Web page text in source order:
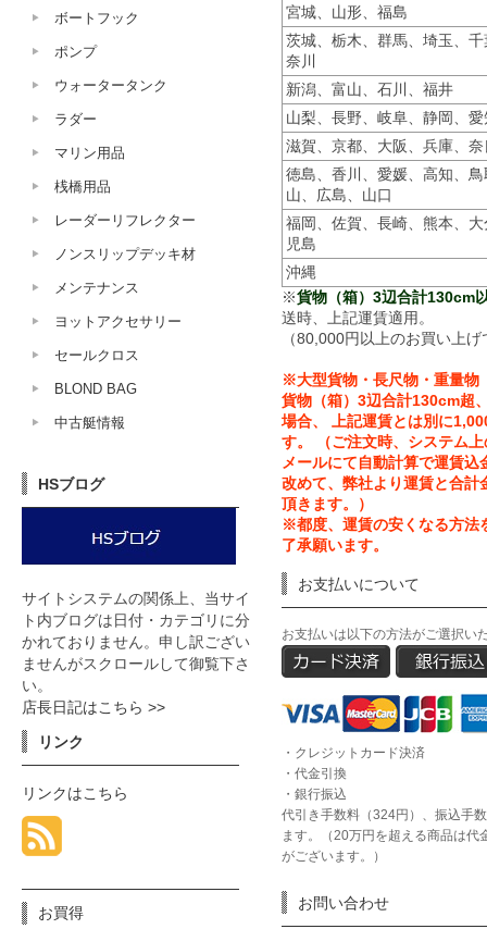
宮城、山形、福島
茨城、栃木、群馬、埼玉、
奈川
新潟、富山、石川、福井
山梨、長野、岐阜、静岡、
滋賀、京都、大阪、兵庫、
徳島、香川、愛媛、高知、
山、広島、山口
福岡、佐賀、長崎、熊本、
児島
沖縄
※貨物（箱）3辺合計130cm
送時、上記運賃適用。
（80,000円以上のお買い上げ
※大型貨物・長尺物・重量物
貨物（箱）3辺合計130cm超
場合、 上記運賃とは別に
す。 （ご注文時、システム
メールにて自動計算で運賃込
改めて、弊社より運賃と合計
頂きます。）
※都度、運賃の安くなる方法
了承願います。
お支払いについて
お支払いは以下の方法がご選択い
・クレジットカード決済
・代金引換
・銀行振込
代引き手数料（324円）、振込手
ます。（20万円を超える商品は代
がございます。）
お問い合わせ
ボートフック
ポンプ
ウォータータンク
ラダー
マリン用品
桟橋用品
レーダーリフレクター
ノンスリップデッキ材
メンテナンス
ヨットアクセサリー
セールクロス
BLOND BAG
中古艇情報
HSブログ
サイトシステムの関係上、当サイ
ト内ブログは日付・カテゴリに分
かれておりません。申し訳ござい
ませんがスクロールして御覧下さ
い。
店長日記はこちら >>
リンク
リンクはこちら
お買得